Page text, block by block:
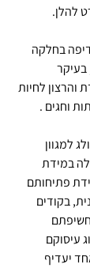
להלן.
בחלקה
בעיקר
והרצון לחיות
וחגים .
למגוון
במידת
פתיחותם
בקודים
עיסוקם
יעדיף